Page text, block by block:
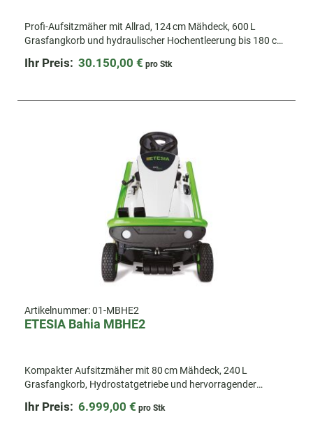
Profi-Aufsitzmäher mit Allrad, 124 cm Mähdeck, 600 L
Grasfangkorb und hydraulischer Hochentleerung bis 180 cm.
Ihr Preis: 30.150,00 € pro Stk
Artikelnummer:01-MBHE2
ETESIA Bahia MBHE2
Kompakter Aufsitzmäher mit 80 cm Mähdeck, 240 L
Grasfangkorb, Hydrostatgetriebe und hervorragender
Ihr Preis: 6.999,00 € pro Stk